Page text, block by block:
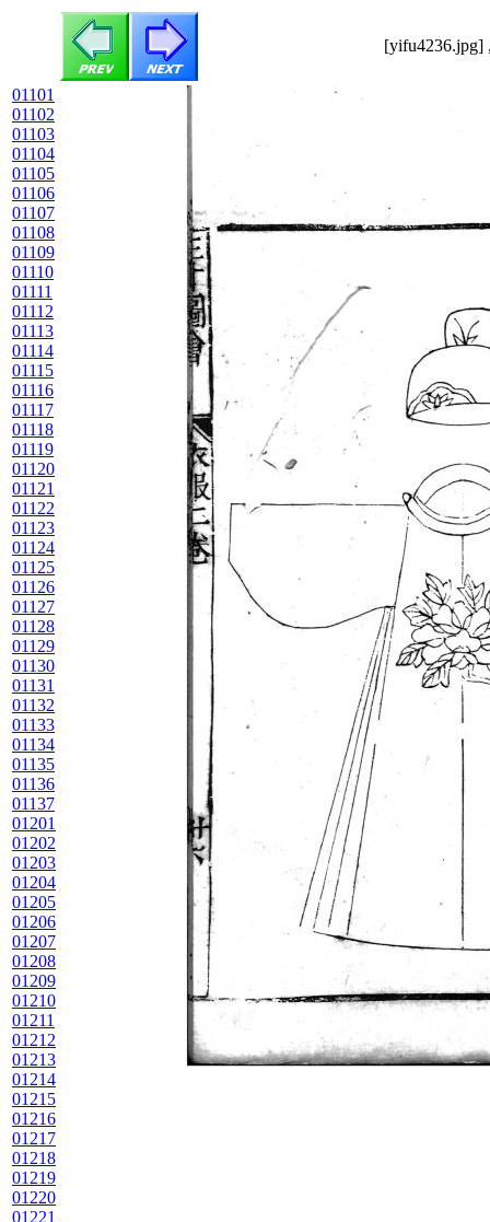
[yifu4236.jpg]
01101
01102
01103
01104
01105
01106
01107
01108
01109
01110
01111
01112
01113
01114
01115
01116
01117
01118
01119
01120
01121
01122
01123
01124
01125
01126
01127
01128
01129
01130
01131
01132
01133
01134
01135
01136
01137
01201
01202
01203
01204
01205
01206
01207
01208
01209
01210
01211
01212
01213
01214
01215
01216
01217
01218
01219
01220
01221